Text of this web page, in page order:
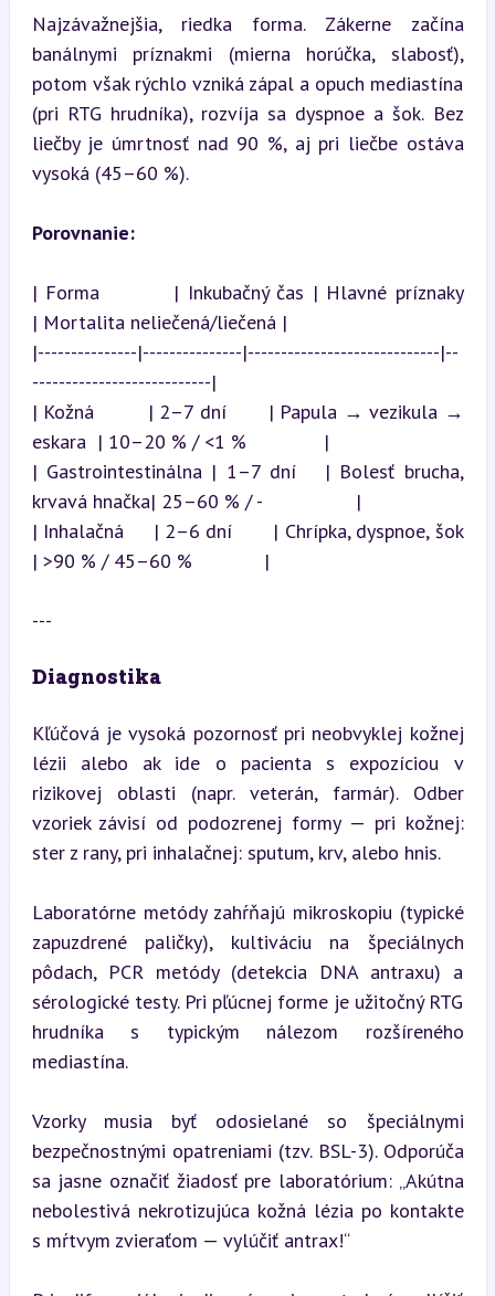
Najzávažnejšia, riedka forma. Zákerne začína
banálnymi príznakmi (mierna horúčka, slabosť),
potom však rýchlo vzniká zápal a opuch mediastína
(pri RTG hrudníka), rozvíja sa dyspnoe a šok. Bez
liečby je úmrtnosť nad 90 %, aj pri liečbe ostáva
vysoká (45–60 %).
Porovnanie:
| Forma         | Inkubačný čas | Hlavné príznaky
| Mortalita neliečená/liečená |
|---------------|---------------|-----------------------------|--
---------------------------|
| Kožná         | 2–7 dní       | Papula → vezikula →
eskara  | 10–20 % / <1 %              |
| Gastrointestinálna | 1–7 dní   | Bolesť brucha,
krvavá hnačka| 25–60 % / -                 |
| Inhalačná     | 2–6 dní       | Chrípka, dyspnoe, šok
| >90 % / 45–60 %             |
---
Diagnostika
Kľúčová je vysoká pozornosť pri neobvyklej kožnej
lézii alebo ak ide o pacienta s expozíciou v
rizikovej oblasti (napr. veterán, farmár). Odber
vzoriek závisí od podozrenej formy — pri kožnej:
ster z rany, pri inhalačnej: sputum, krv, alebo hnis.
Laboratórne metódy zahŕňajú mikroskopiu (typické
zapuzdrené paličky), kultiváciu na špeciálnych
pôdach, PCR metódy (detekcia DNA antraxu) a
sérologické testy. Pri pľúcnej forme je užitočný RTG
hrudníka s typickým nálezom rozšíreného
mediastína.
Vzorky musia byť odosielané so špeciálnymi
bezpečnostnými opatreniami (tzv. BSL-3). Odporúča
sa jasne označiť žiadosť pre laboratórium: „Akútna
nebolestivá nekrotizujúca kožná lézia po kontakte
s mŕtvym zvieraťom — vylúčiť antrax!“